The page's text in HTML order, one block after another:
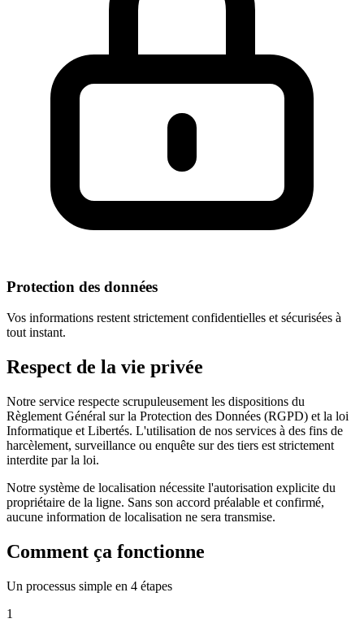
Protection des données
Vos informations restent strictement confidentielles et sécurisées à
tout instant.
Respect de la vie privée
Notre service respecte scrupuleusement les dispositions du
Règlement Général sur la Protection des Données (RGPD) et la loi
Informatique et Libertés. L'utilisation de nos services à des fins de
harcèlement, surveillance ou enquête sur des tiers est strictement
interdite par la loi.
Notre système de localisation nécessite l'autorisation explicite du
propriétaire de la ligne. Sans son accord préalable et confirmé,
aucune information de localisation ne sera transmise.
Comment ça fonctionne
Un processus simple en 4 étapes
1